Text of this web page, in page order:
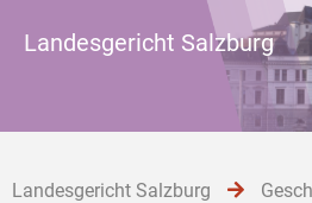
Landesgericht Salzburg
Landesgericht Salzburg